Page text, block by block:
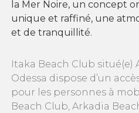
la Mer Noire, un concept
unique et raffiné, une
et de tranquillité.
Itaka Beach Club situé(e)
Odessa dispose d’un
pour les personnes à
Beach Club, Arkadia